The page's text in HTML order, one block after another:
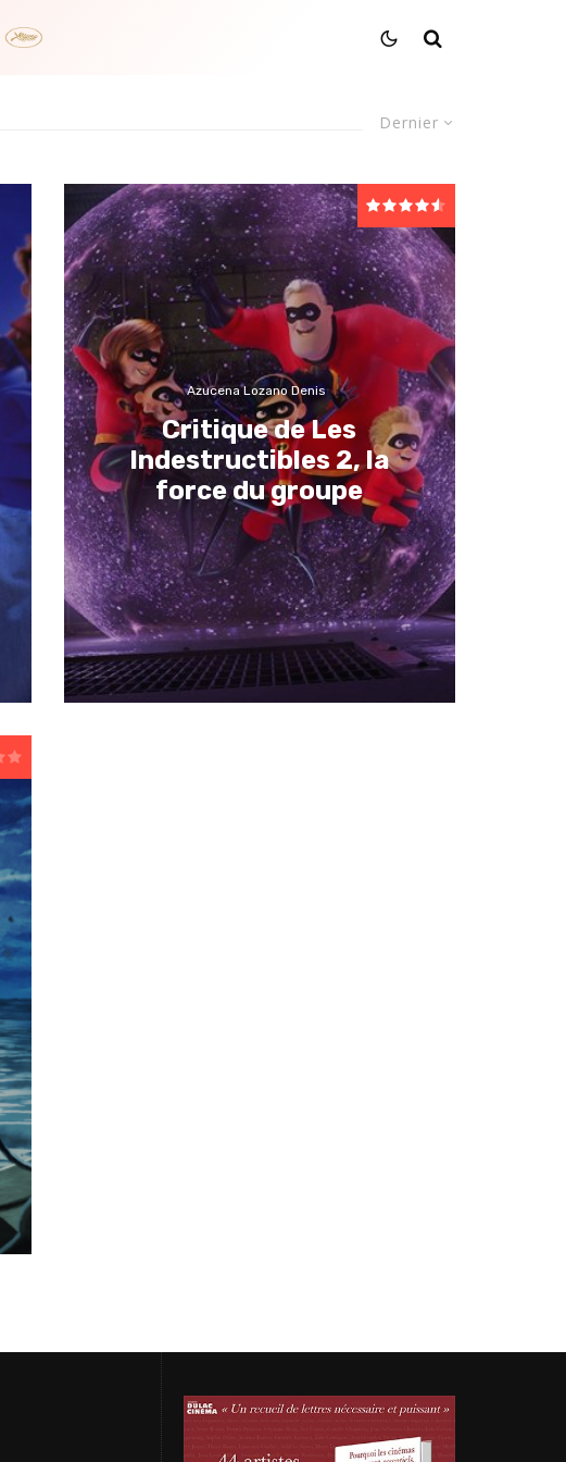
Dernier
Azucena Lozano Denis
Critique de Les
Indestructibles 2, la
force du groupe